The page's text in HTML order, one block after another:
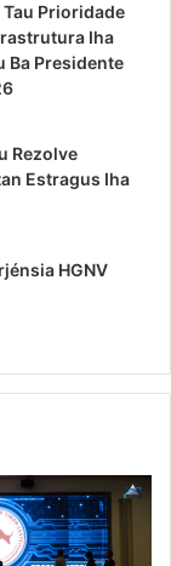
Prioridade
Iha
Ba Presidente
Rezolve
Estragus Iha
HGNV